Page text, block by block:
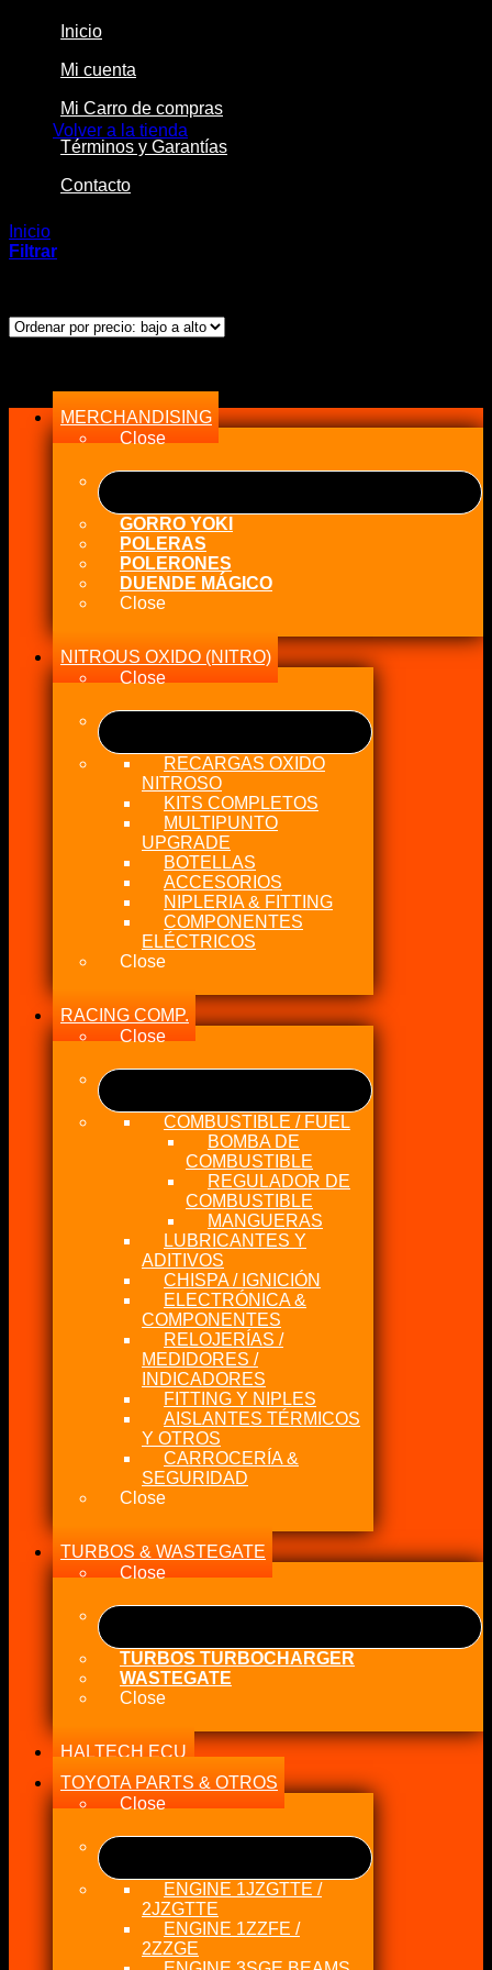
Volver a la tienda
Inicio
Mi cuenta
Mi Carro de compras
Términos y Garantías
Contacto
Inicio
Filtrar
MERCHANDISING
Close
GORRO YOKI
POLERAS
POLERONES
DUENDE MÁGICO
Close
NITROUS OXIDO (NITRO)
Close
RECARGAS OXIDO
NITROSO
KITS COMPLETOS
MULTIPUNTO
UPGRADE
BOTELLAS
ACCESORIOS
NIPLERIA & FITTING
COMPONENTES
ELÉCTRICOS
Close
RACING COMP.
Close
COMBUSTIBLE / FUEL
BOMBA DE
COMBUSTIBLE
REGULADOR DE
COMBUSTIBLE
MANGUERAS
LUBRICANTES Y
ADITIVOS
CHISPA / IGNICIÓN
ELECTRÓNICA &
COMPONENTES
RELOJERÍAS /
MEDIDORES /
INDICADORES
FITTING Y NIPLES
AISLANTES TÉRMICOS
Y OTROS
CARROCERÍA &
SEGURIDAD
Close
TURBOS & WASTEGATE
Close
TURBOS TURBOCHARGER
WASTEGATE
Close
HALTECH ECU
TOYOTA PARTS & OTROS
Close
ENGINE 1JZGTTE /
2JZGTTE
ENGINE 1ZZFE /
2ZZGE